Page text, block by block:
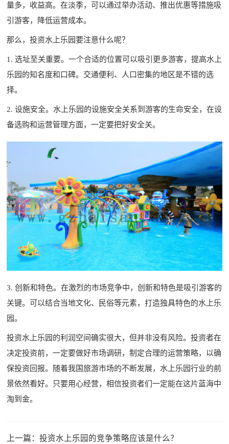
量多，收益高。在淡季，可以通过举办活动、推出优惠等措施吸
引游客，降低运营成本。
那么，投资水上乐园要注意什么呢？
1. 选址至关重要。一个合适的位置可以吸引更多游客，提高水上
乐园的知名度和口碑。交通便利、人口密集的地区是不错的选
择。
2. 设施安全。水上乐园的设施安全关系到游客的生命安全，在设
备选购和运营管理方面，一定要把好安全关。
3. 创新和特色。在激烈的市场竞争中，创新和特色是吸引游客的
关键。可以结合当地文化、民俗等元素，打造独具特色的水上乐
园。
投资水上乐园的利润空间确实很大，但并非没有风险。投资者在
决定投资前，一定要做好市场调研，制定合理的运营策略，以确
保投资回报。随着我国旅游市场的不断发展，水上乐园行业的前
景依然看好。只要用心经营，相信投资者们一定能在这片蓝海中
淘到金。
上一篇：投资水上乐园的竞争策略应该是什么？